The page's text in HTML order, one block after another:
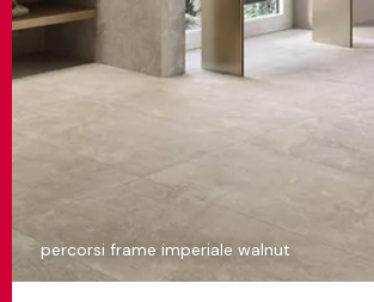
percorsi frame imperiale walnut